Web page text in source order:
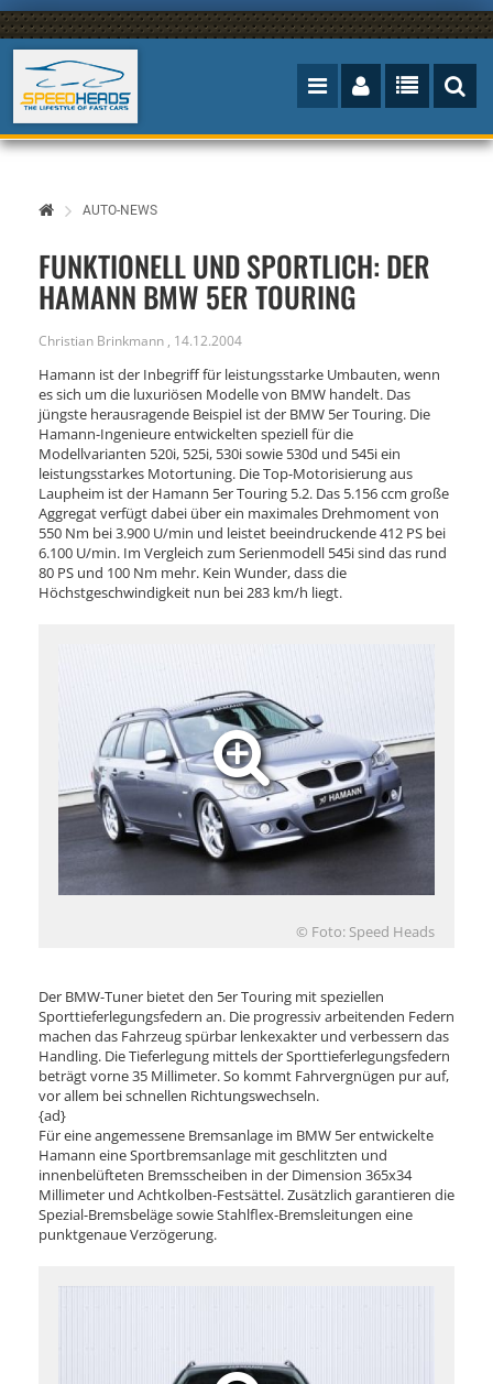
AUTO-NEWS
FUNKTIONELL UND SPORTLICH: DER
HAMANN BMW 5ER TOURING
Christian Brinkmann , 14.12.2004
Hamann ist der Inbegriff für leistungsstarke Umbauten, wenn
es sich um die luxuriösen Modelle von BMW handelt. Das
jüngste herausragende Beispiel ist der BMW 5er Touring. Die
Hamann-Ingenieure entwickelten speziell für die
Modellvarianten 520i, 525i, 530i sowie 530d und 545i ein
leistungsstarkes Motortuning. Die Top-Motorisierung aus
Laupheim ist der Hamann 5er Touring 5.2. Das 5.156 ccm große
Aggregat verfügt dabei über ein maximales Drehmoment von
550 Nm bei 3.900 U/min und leistet beeindruckende 412 PS bei
6.100 U/min. Im Vergleich zum Serienmodell 545i sind das rund
80 PS und 100 Nm mehr. Kein Wunder, dass die
Höchstgeschwindigkeit nun bei 283 km/h liegt.
© Foto: Speed Heads
Der BMW-Tuner bietet den 5er Touring mit speziellen
Sporttieferlegungsfedern an. Die progressiv arbeitenden Federn
machen das Fahrzeug spürbar lenkexakter und verbessern das
Handling. Die Tieferlegung mittels der Sporttieferlegungsfedern
beträgt vorne 35 Millimeter. So kommt Fahrvergnügen pur auf,
vor allem bei schnellen Richtungswechseln.
{ad}
Für eine angemessene Bremsanlage im BMW 5er entwickelte
Hamann eine Sportbremsanlage mit geschlitzten und
innenbelüfteten Bremsscheiben in der Dimension 365x34
Millimeter und Achtkolben-Festsättel. Zusätzlich garantieren die
Spezial-Bremsbeläge sowie Stahlflex-Bremsleitungen eine
punktgenaue Verzögerung.